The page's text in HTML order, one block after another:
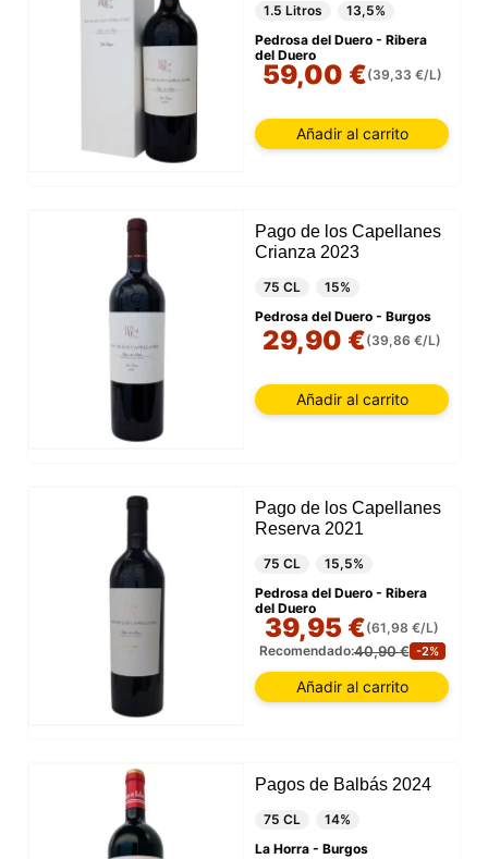
1.5 Litros
13,5%
Pedrosa del Duero - Ribera
del Duero
59,00 €(39,33 €/L)
Añadir al carrito
Pago de los Capellanes
Crianza 2023
75 CL
15%
Pedrosa del Duero - Burgos
29,90 €(39,86 €/L)
Añadir al carrito
Pago de los Capellanes
Reserva 2021
75 CL
15,5%
Pedrosa del Duero - Ribera
del Duero
39,95 €(61,98 €/L)
Recomendado:40,90 € -2%
Añadir al carrito
Pagos de Balbás 2024
75 CL
14%
La Horra - Burgos